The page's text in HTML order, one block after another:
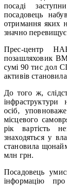
посаді
посадовець
отримання яких
значно
Прес-центр
позашляховик
сумі 90 тис дол
активів
До того ж,
інфраструктури
осіб,
місцевого
рік вартість
знаходяться у
становила
млн грн.
Посадовець
інформацію